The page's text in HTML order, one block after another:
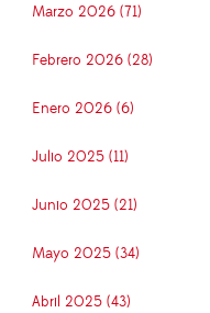
Marzo 2026 (71)
Febrero 2026 (28)
Enero 2026 (6)
Julio 2025 (11)
Junio 2025 (21)
Mayo 2025 (34)
Abril 2025 (43)